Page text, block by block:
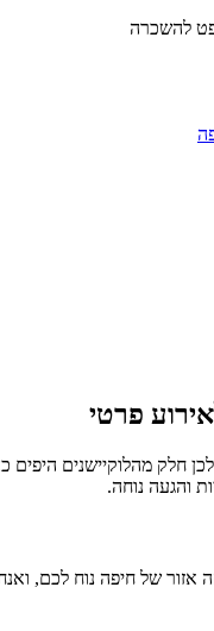
פרטי
חלק מהלוקיישנים
והגעה נוחה.
של חיפה נוח לכם,